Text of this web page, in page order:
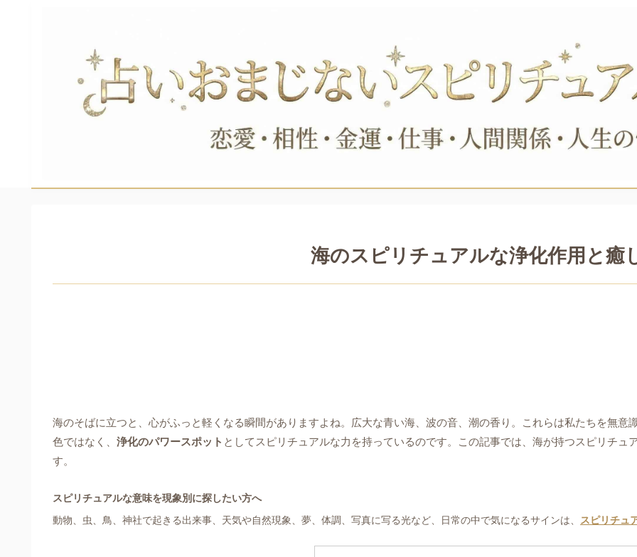
海のスピリチュアルな浄化作用と癒
海のそばに立つと、心がふっと軽くなる瞬間がありますよね。広大な青い海、波の音、潮の香り。これらは私たちを無意
色ではなく、 浄化のパワースポット としてスピリチュアルな力を持っているのです。この記事では、海が持つスピリチ
す。
スピリチュアルな意味を現象別に探したい方へ
動物、虫、鳥、神社で起きる出来事、天気や自然現象、夢、体調、写真に写る光など、日常の中で気になるサインは、
スピリチュ